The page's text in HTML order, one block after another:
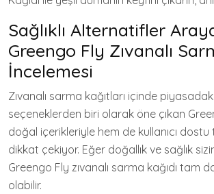
Sağlıklı Alternatifler
Greengo Fly Zıvanalı
İncelemesi
Zıvanalı sarma kağıtları içinde piyasadaki
seçeneklerden biri olarak öne çıkan
doğal içerikleriyle hem de kullanıcı dostu
dikkat çekiyor. Eğer doğallık ve sağlık
Greengo Fly zıvanalı sarma kağıdı tam
olabilir.